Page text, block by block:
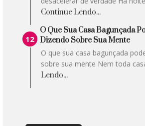
Continue Lendo...
O Que Sua Casa Bagunçada
Dizendo Sobre Sua Mente
O que sua casa bagunçada
sobre sua mente Nem toda
Lendo...